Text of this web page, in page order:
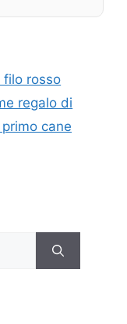
filo rosso
regalo di
cane